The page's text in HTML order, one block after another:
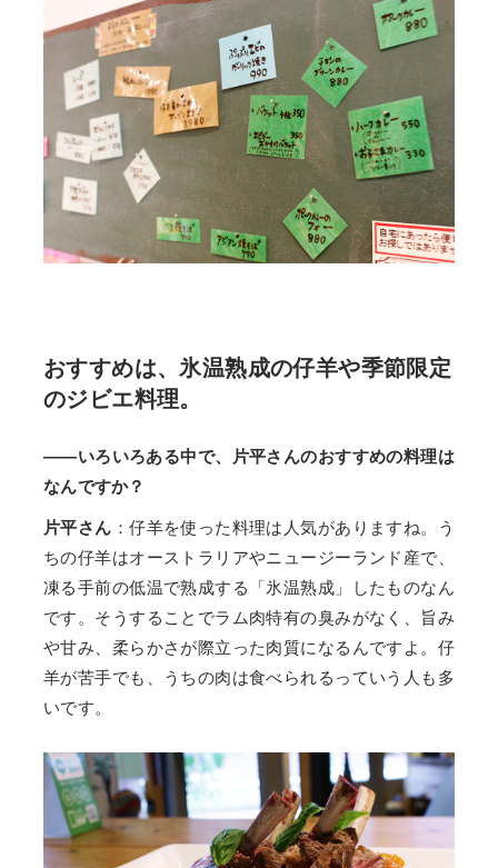
おすすめは、氷温熟成の仔羊や季節限定
のジビエ料理。
——いろいろある中で、片平さんのおすすめの料理は
なんですか？
片平さん ：仔羊を使った料理は人気がありますね。う
ちの仔羊はオーストラリアやニュージーランド産で、
凍る手前の低温で熟成する「氷温熟成」したものなん
です。そうすることでラム肉特有の臭みがなく、旨み
や甘み、柔らかさが際立った肉質になるんですよ。仔
羊が苦手でも、うちの肉は食べられるっていう人も多
いです。